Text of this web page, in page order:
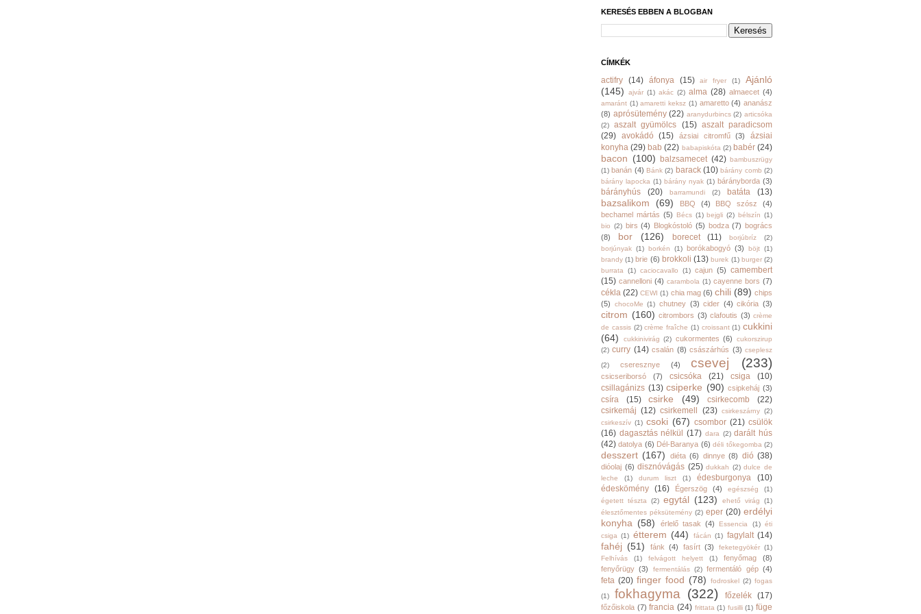
KERESÉS EBBEN A BLOGBAN
CÍMKÉK
actifry (14) áfonya (15) air fryer (1)
Ajánló
(145)
ajvár (1) akác (2) alma (28) almaecet (4)
amaránt (1) amaretti keksz (1) amaretto (4) ananász
(8) aprósütemény (22) aranydurbincs (2) articsóka
(2)
aszalt gyümölcs (15) aszalt paradicsom
(29) avokádó (15) ázsiai citromfű (3)
ázsiai
konyha (29) bab (22) babapiskóta (2) babér (24)
bacon (100) balzsamecet (42) bambuszrügy
(1) banán (4) Bánk (2) barack (10) bárány comb (2)
bárány lapocka (1) bárány nyak (1) bárányborda (3)
bárányhús (20) barramundi (2) batáta (13)
bazsalikom (69) BBQ (4) BBQ szósz
(4)
bechamel mártás (5) Bécs (1) bejgli (2) bélszín (1)
bio (2) birs (4) Blogkóstoló (5) bodza (7) bogrács
(8)
bor (126) borecet (11) borjúbríz
(2)
borjúnyak (1) borkén (1) borókabogyó (3) böjt (1)
brandy (1) brie (6) brokkoli (13) burek (1) burger (2)
burrata
(1) caciocavallo (1) cajun (5) camembert
(15) cannelloni (4) carambola (1) cayenne bors (7)
cékla (22) CEWI (1) chia mag (6) chili (89) chips
(5)
chocoMe (1) chutney (3) cider (4) cikória (3)
citrom (160) citrombors (3) clafoutis (3) crème
de cassis (2) crème fraîche (1) croissant (1) cukkini
(64)
cukkinivirág (2) cukormentes (6)
cukorszirup
(2) curry (14) csalán (8) császárhús (3) cseplesz
(2)
cseresznye (4) csevej (233)
csicseriborsó (7) csicsóka (21) csiga
(10)
csillagánizs (13) csiperke (90) csipkeháj (3)
csíra (15) csirke (49) csirkecomb
(22)
csirkemáj (12) csirkemell (23) csirkeszárny (2)
csirkeszív (1) csoki (67) csombor (21) csülök
(16) dagasztás nélkül (17) dara (2) darált hús
(42) datolya (6) Dél-Baranya (6) déli tőkegomba (2)
desszert (167) diéta (6) dinnye (8) dió (38)
dióolaj (6) disznóvágás (25) dukkah (2) dulce de
leche
(1) durum liszt (1) édesburgonya
(10)
édeskömény (16) Égerszög (4) egészség
(1)
égetett tészta
(2) egytál (123) ehető virág
(1)
élesztőmentes péksütemény (2) eper (20) erdélyi
konyha (58) érlelő tasak (4) Essencia (1) éti
csiga (1) étterem (44) fácán (1) fagylalt (14)
fahéj (51) fánk (4) fasírt (3) feketegyökér (1)
Felhívás
(1) felvágott helyett (1) fenyőmag
(8)
fenyőrügy (3) fermentálás (2) fermentáló gép (4)
feta (20) finger food (78) fodroskel (2) fogas
(1)
fokhagyma (322) főzelék (17)
főzőiskola (7) francia (24) frittata (1) fusilli (1) füge